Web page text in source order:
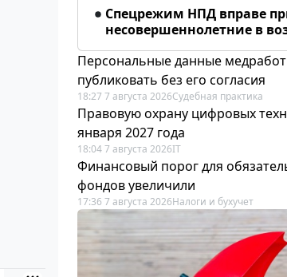
Спецрежим НПД вправе
несовершеннолетние в
Персональные данные
публиковать без его согласия
18:27 7 августа 2026Судебная практика
Правовую охрану цифровых
января 2027 года
18:04 7 августа 2026IT
Финансовый порог для
фондов увеличили
17:36 7 августа 2026Налоги и бухучет